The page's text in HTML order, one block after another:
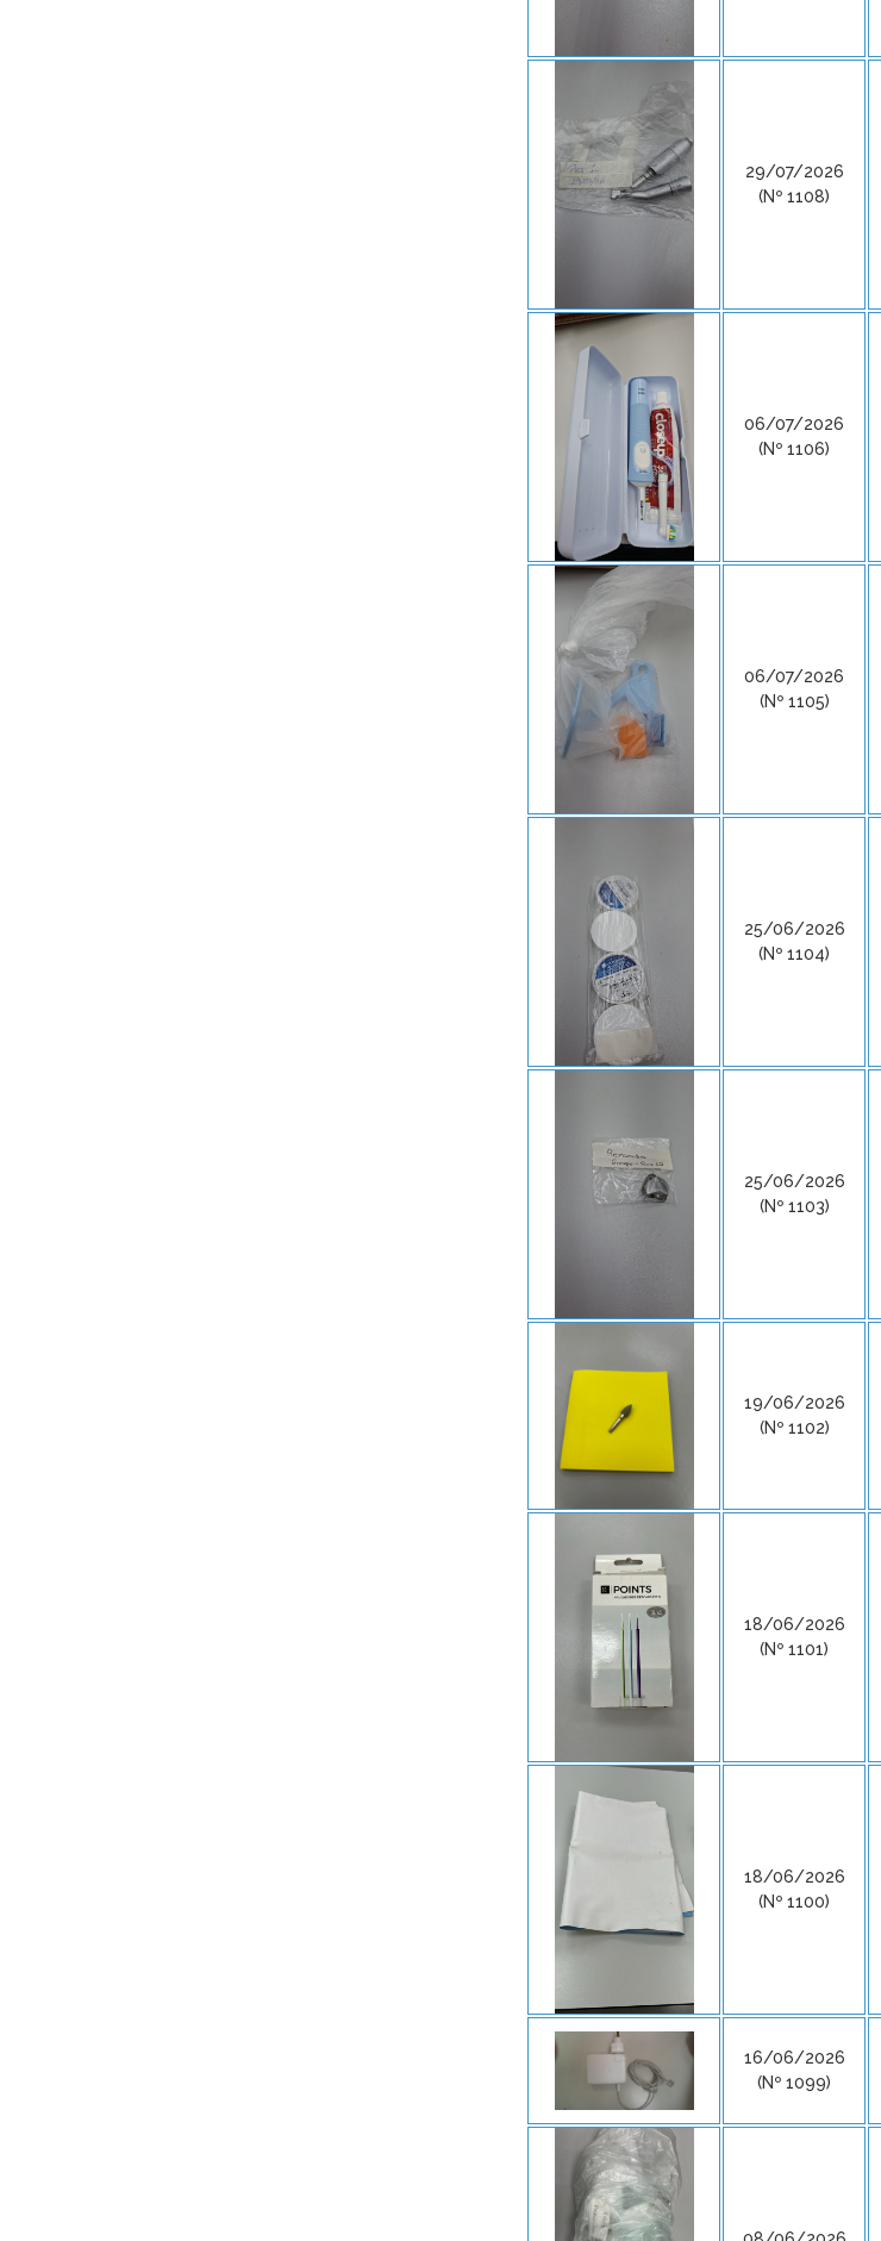
29/07/2026
(Nº 1108)
06/07/2026
(Nº 1106)
06/07/2026
(Nº 1105)
25/06/2026
(Nº 1104)
25/06/2026
(Nº 1103)
19/06/2026
(Nº 1102)
18/06/2026
(Nº 1101)
18/06/2026
(Nº 1100)
16/06/2026
(Nº 1099)